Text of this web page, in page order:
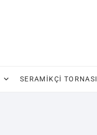
SERAMIKÇI TORNASI